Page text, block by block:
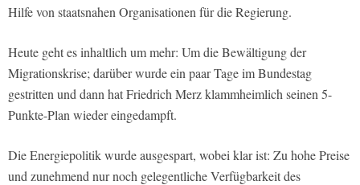
Hilfe von staatsnahen Organisationen für die Regierung.
Heute geht es inhaltlich um mehr: Um die Bewältigung der
Migrationskrise; darüber wurde ein paar Tage im Bundestag
gestritten und dann hat Friedrich Merz klammheimlich seinen 5-
Punkte-Plan wieder eingedampft.
Die Energiepolitik wurde ausgespart, wobei klar ist: Zu hohe Preise
und zunehmend nur noch gelegentliche Verfügbarkeit des